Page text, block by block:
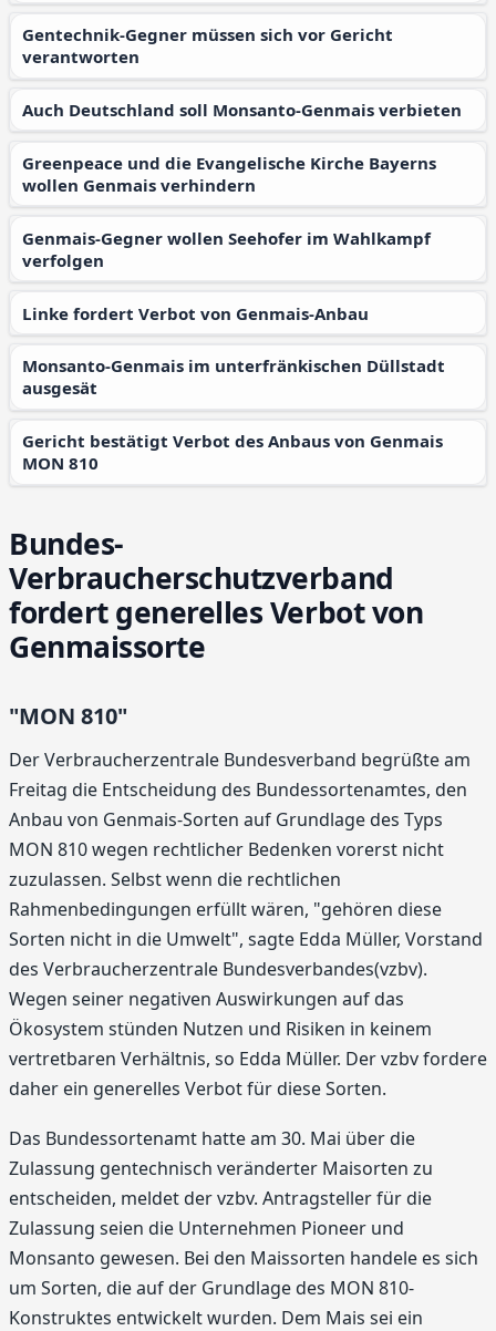
Gentechnik-Gegner müssen sich vor Gericht
verantworten
Auch Deutschland soll Monsanto-Genmais verbieten
Greenpeace und die Evangelische Kirche Bayerns
wollen Genmais verhindern
Genmais-Gegner wollen Seehofer im Wahlkampf
verfolgen
Linke fordert Verbot von Genmais-Anbau
Monsanto-Genmais im unterfränkischen Düllstadt
ausgesät
Gericht bestätigt Verbot des Anbaus von Genmais
MON 810
Bundes-
Verbraucherschutzverband
fordert generelles Verbot von
Genmaissorte
"MON 810"
Der Verbraucherzentrale Bundesverband begrüßte am
Freitag die Entscheidung des Bundessortenamtes, den
Anbau von Genmais-Sorten auf Grundlage des Typs
MON 810 wegen rechtlicher Bedenken vorerst nicht
zuzulassen. Selbst wenn die rechtlichen
Rahmenbedingungen erfüllt wären, "gehören diese
Sorten nicht in die Umwelt", sagte Edda Müller, Vorstand
des Verbraucherzentrale Bundesverbandes(vzbv).
Wegen seiner negativen Auswirkungen auf das
Ökosystem stünden Nutzen und Risiken in keinem
vertretbaren Verhältnis, so Edda Müller. Der vzbv fordere
daher ein generelles Verbot für diese Sorten.
Das Bundessortenamt hatte am 30. Mai über die
Zulassung gentechnisch veränderter Maisorten zu
entscheiden, meldet der vzbv. Antragsteller für die
Zulassung seien die Unternehmen Pioneer und
Monsanto gewesen. Bei den Maissorten handele es sich
um Sorten, die auf der Grundlage des MON 810-
Konstruktes entwickelt wurden. Dem Mais sei ein